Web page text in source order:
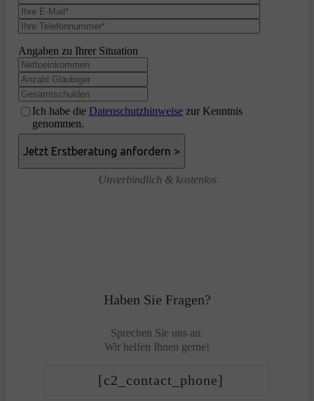
Angaben zu Ihrer Situation
Ich habe die Datenschutzhinweise zur Kenntnis
genommen.
Unverbindlich & kostenlos
Haben Sie Fragen?
Sprechen Sie uns an.
Wir helfen Ihnen gerne!
[c2_contact_phone]